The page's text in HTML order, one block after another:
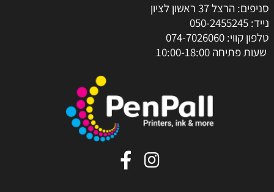
סניפים: הרצל 37 ראשון לציון
נייד: 050-2455245
טלפון קווי: 074-7026060
שעות פתיחה 10:00-18:00